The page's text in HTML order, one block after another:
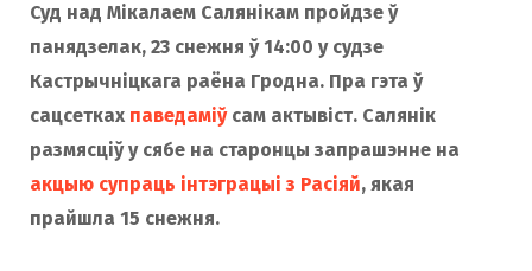
Суд над Мікалаем Салянікам пройдзе ў
панядзелак, 23 снежня ў 14:00 у судзе
Кастрычніцкага раёна Гродна. Пра гэта ў
сацсетках паведаміўсам актывіст. Салянік
размясціў у сябе на старонцы запрашэнне на
акцыю супраць інтэграцыі з Расіяй, якая
прайшла 15 снежня.